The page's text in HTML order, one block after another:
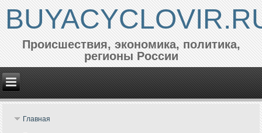
Происшествия, экономика, политика,
регионы России
Главная